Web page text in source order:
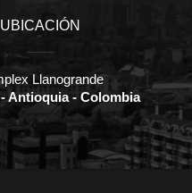
UBICACIÓN
Llanogrande
Antioquia - Colombia